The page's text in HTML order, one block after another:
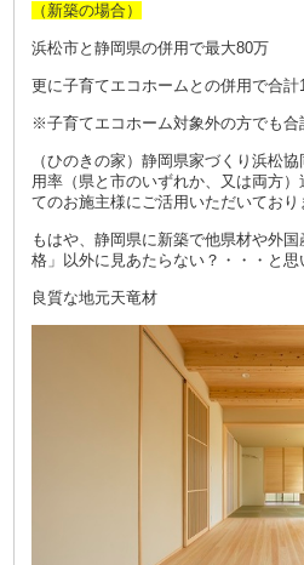
（新築の場合）
浜松市と静岡県の併用で最大80万
更に子育てエコホームとの併用で合計
※子育てエコホーム対象外の方でも合
（ひのきの家）静岡県家づくり浜松
用率（県と市のいずれか、又は両方
てのお施主様にご活用いただいており
もはや、静岡県に新築で他県材や外国
格」以外に見あたらない？・・・と思
良質な地元天竜材